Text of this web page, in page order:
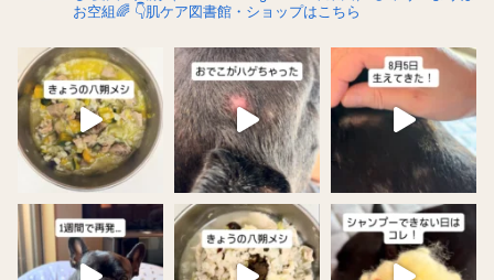
お空組🌈 👇肌ケア図書館・ショップはこちら